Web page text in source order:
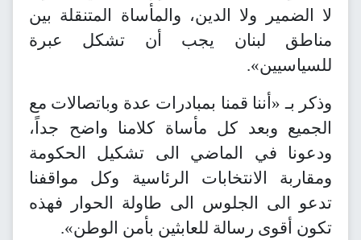
لا الضمير ولا الدين، والمأساة المتنقلة بين
مناطق لبنان يجب أن تشكل عبرة
للسياسيين».
وذكر بـ «أننا قمنا بمبادرات عدة وباتصالات مع
الجميع وبعد كل مأساة كلامنا واضح جداً،
ودعونا في الماضي الى تشكيل الحكومة
ومقاربة الانتخابات الرئاسية وكل مواقفنا
تدعو الى الجلوس الى طاولة الحوار فهذه
تكون أقوى رسالة للعابثين بأمن الوطن».